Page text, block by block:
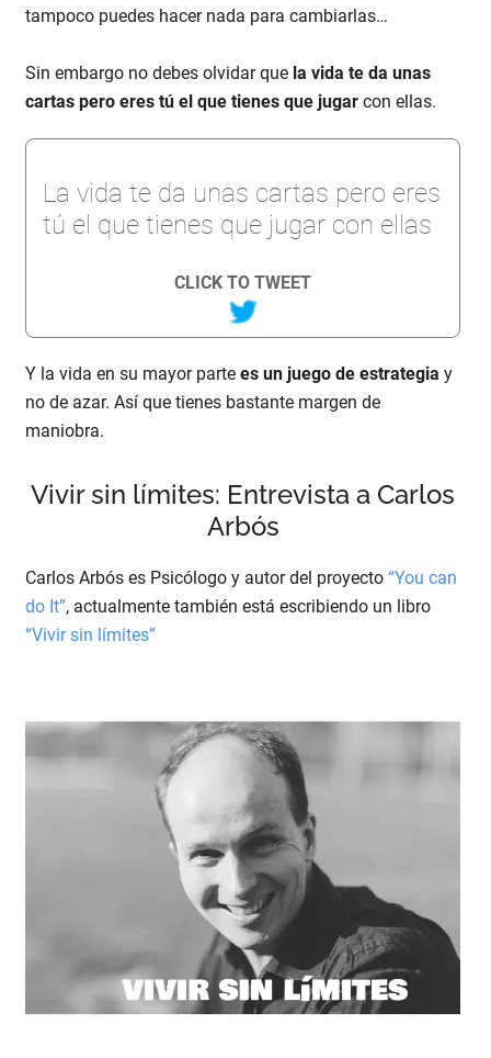
tampoco puedes hacer nada para cambiarlas…
Sin embargo no debes olvidar que la vida te da unas
cartas pero eres tú el que tienes que jugar con ellas.
La vida te da unas cartas pero eres
tú el que tienes que jugar con ellas
CLICK TO TWEET
Y la vida en su mayor parte es un juego de estrategia y
no de azar. Así que tienes bastante margen de
maniobra.
Vivir sin límites: Entrevista a Carlos
Arbós
Carlos Arbós es Psicólogo y autor del proyecto “You can
do It”, actualmente también está escribiendo un libro
“Vivir sin límites”